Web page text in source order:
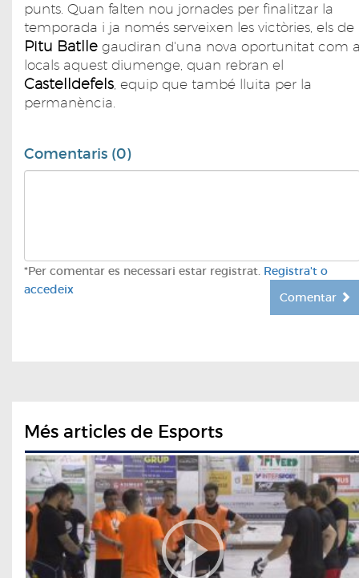
punts. Quan falten nou jornades per finalitzar la
temporada i ja només serveixen les victòries, els de
Pitu Batlle gaudiran d'una nova oportunitat com
locals aquest diumenge, quan rebran el
Castelldefels, equip que també lluita per la
permanència.
Comentaris (0)
*Per comentar es necessari estar registrat. Registra't o
accedeix
Comentar
Més articles de Esports